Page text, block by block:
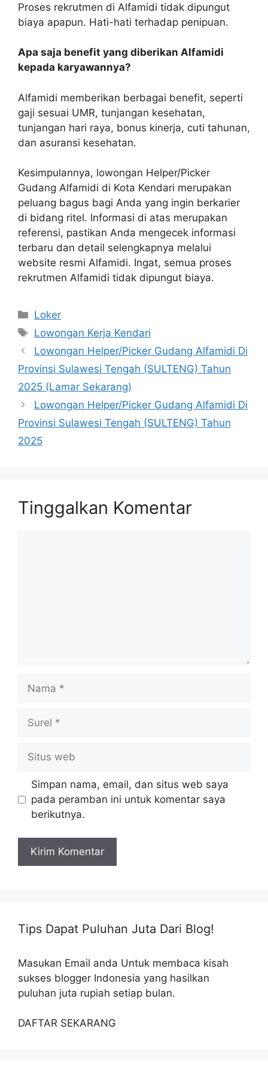
Proses rekrutmen di Alfamidi tidak dipungut
biaya apapun. Hati-hati terhadap penipuan.
Apa saja benefit yang diberikan Alfamidi
kepada karyawannya?
Alfamidi memberikan berbagai benefit, seperti
gaji sesuai UMR, tunjangan kesehatan,
tunjangan hari raya, bonus kinerja, cuti tahunan,
dan asuransi kesehatan.
Kesimpulannya, lowongan Helper/Picker
Gudang Alfamidi di Kota Kendari merupakan
peluang bagus bagi Anda yang ingin berkarier
di bidang ritel. Informasi di atas merupakan
referensi, pastikan Anda mengecek informasi
terbaru dan detail selengkapnya melalui
website resmi Alfamidi. Ingat, semua proses
rekrutmen Alfamidi tidak dipungut biaya.
Kategori
Loker
Tag
Lowongan Kerja Kendari
Lowongan Helper/Picker Gudang Alfamidi Di
Provinsi Sulawesi Tengah (SULTENG) Tahun
2025 (Lamar Sekarang)
Lowongan Helper/Picker Gudang Alfamidi Di
Provinsi Sulawesi Tengah (SULTENG) Tahun
2025
Tinggalkan Komentar
Nama
Surel
Situs
web
Simpan nama, email, dan situs web saya
pada peramban ini untuk komentar saya
berikutnya.
Tips Dapat Puluhan Juta Dari Blog!
Masukan Email anda Untuk membaca kisah
sukses blogger Indonesia yang hasilkan
puluhan juta rupiah setiap bulan.
DAFTAR SEKARANG